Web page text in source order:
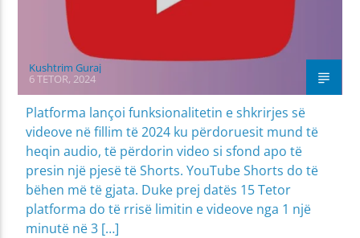
Kushtrim Guraj
6 TETOR, 2024
Platforma lançoi funksionalitetin e shkrirjes së
videove në fillim të 2024 ku përdoruesit mund të
heqin audio, të përdorin video si sfond apo të
presin një pjesë të Shorts. YouTube Shorts do të
bëhen më të gjata. Duke prej datës 15 Tetor
platforma do të rrisë limitin e videove nga 1 një
minutë në 3 […]